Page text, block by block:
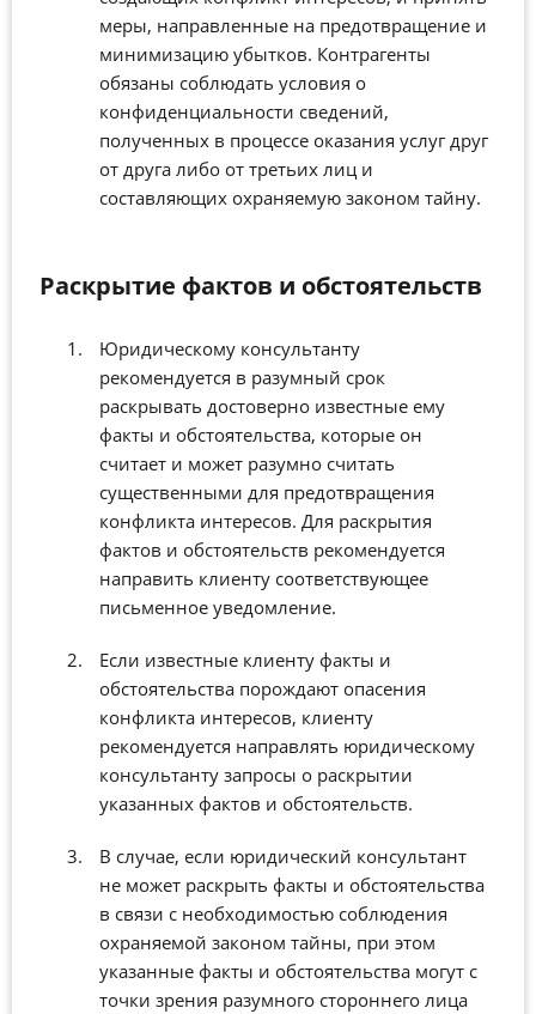
меры, направленные на предотвращение и
минимизацию убытков. Контрагенты
обязаны соблюдать условия о
конфиденциальности сведений,
полученных в процессе оказания услуг друг
от друга либо от третьих лиц и
составляющих охраняемую законом тайну.
Раскрытие фактов и обстоятельств
Юридическому консультанту
рекомендуется в разумный срок
раскрывать достоверно известные ему
факты и обстоятельства, которые он
считает и может разумно считать
существенными для предотвращения
конфликта интересов. Для раскрытия
фактов и обстоятельств рекомендуется
направить клиенту соответствующее
письменное уведомление.
Если известные клиенту факты и
обстоятельства порождают опасения
конфликта интересов, клиенту
рекомендуется направлять юридическому
консультанту запросы о раскрытии
указанных фактов и обстоятельств.
В случае, если юридический консультант
не может раскрыть факты и обстоятельства
в связи с необходимостью соблюдения
охраняемой законом тайны, при этом
указанные факты и обстоятельства могут с
точки зрения разумного стороннего лица